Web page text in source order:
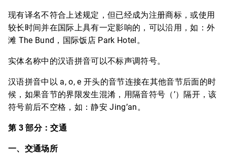
现有译名不符合上述规定，但已经成为注册商标，或使用
较长时间并在国际上具有一定影响的，可以沿用，如：外
滩 The Bund，国际饭店 Park Hotel。
实体名称中的汉语拼音可以不标声调符号。
汉语拼音中以 a, o, e 开头的音节连接在其他音节后面的时
候，如果音节的界限发生混淆，用隔音符号（’）隔开，该
符号前后不空格，如：静安 Jing’an。
第 3 部分：交通
一、交通场所